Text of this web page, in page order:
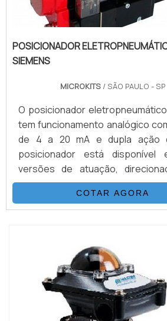
POSICIONADOR
SIEMENS
MICROKITS / SÃO PAULO - SP
O posicionador
tem funcionamento analógico
de 4 a 20 mA e dupla ação
posicionador está disponível
versões de atuação,
linear e rotativos. A função do
é ajustar uma válvula
deter o controle, assim, sendo
fechamento. O modelo rotativo é
ter sua ação completa de des...
COTAR AGORA